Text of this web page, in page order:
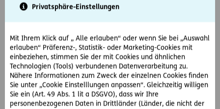
Privatsphäre-Einstellungen
Mit Ihrem Klick auf „ Alle erlauben“ oder wenn Sie bei „Auswahl
erlauben“ Präferenz-, Statistik- oder Marketing-Cookies mit
einbeziehen, stimmen Sie der mit Cookies und ähnlichen
Technologien (Tools) verbundenen Datenverarbeitung zu.
Nähere Informationen zum Zweck der einzelnen Cookies finden
Sie unter „Cookie Einstelllungen anpassen“. Gleichzeitig willigen
Sie ein (Art. 49 Abs. 1 lit a DSGVO), dass wir Ihre
personenbezogenen Daten in Drittländer (Länder, die nicht der
Von einer berechtigten Anzeige wegen einer strafbaren
Handlung soll man sich nicht abbringen lassen, auch wenn
man dazu gesetzlich nicht verpflichtet ist. Bewusst falsche
Anzeigeerstattung dagegen ist als Verleumdung gerichtlich